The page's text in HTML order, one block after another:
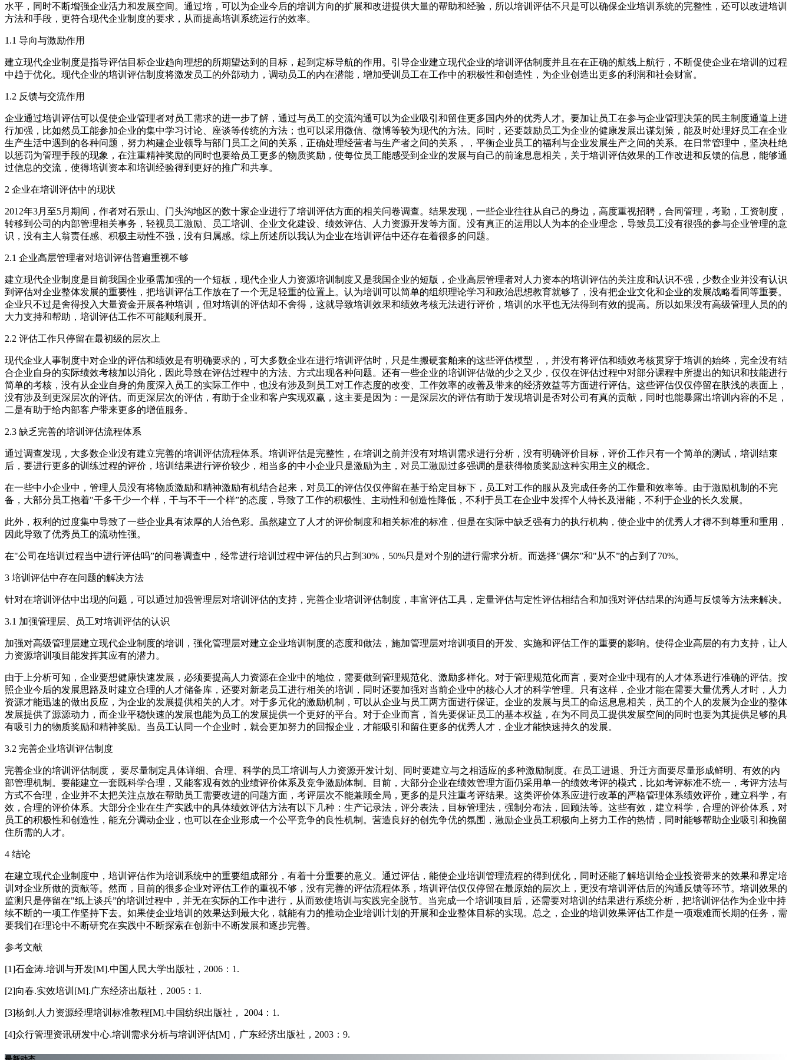
水平，同时不断增强企业活力和发展空间。通过培，可以为企业今后的培训方向的扩展和改进提供大量的帮助和经验，所以培训评估不只是可以确保企业培训系统的完整性，还可以改进培训
方法和手段，更符合现代企业制度的要求，从而提高培训系统运行的效率。
1.1 导向与激励作用
建立现代企业制度是指导评估目标企业趋向理想的所期望达到的目标，起到定标导航的作用。引导企业建立现代企业的培训评估制度并且在在正确的航线上航行，不断促使企业在培训的过程
中趋于优化。现代企业的培训评估制度将激发员工的外部动力，调动员工的内在潜能，增加受训员工在工作中的积极性和创造性，为企业创造出更多的利润和社会财富。
1.2 反馈与交流作用
企业通过培训评估可以促使企业管理者对员工需求的进一步了解，通过与员工的交流沟通可以为企业吸引和留住更多国内外的优秀人才。要加让员工在参与企业管理决策的民主制度通道上进
行加强，比如然员工能参加企业的集中学习讨论、座谈等传统的方法；也可以采用微信、微博等较为现代的方法。同时，还要鼓励员工为企业的健康发展出谋划策，能及时处理好员工在企业
生产生活中遇到的各种问题，努力构建企业领导与部门员工之间的关系，正确处理经营者与生产者之间的关系，，平衡企业员工的福利与企业发展生产之间的关系。在日常管理中，坚决杜绝
以惩罚为管理手段的现象，在注重精神奖励的同时也要给员工更多的物质奖励，使每位员工能感受到企业的发展与自己的前途息息相关，关于培训评估效果的工作改进和反馈的信息，能够通
过信息的交流，使得培训资本和培训经验得到更好的推广和共享。
2 企业在培训评估中的现状
2012年3月至5月期间，作者对石景山、门头沟地区的数十家企业进行了培训评估方面的相关问卷调查。结果发现，一些企业往往从自己的身边，高度重视招聘，合同管理，考勤，工资制度，
转移到公司的内部管理相关事务，轻视员工激励、员工培训、企业文化建设、绩效评估、人力资源开发等方面。没有真正的运用以人为本的企业理念，导致员工没有很强的参与企业管理的意
识，没有主人翁责任感、积极主动性不强，没有归属感。综上所述所以我认为企业在培训评估中还存在着很多的问题。
2.1 企业高层管理者对培训评估普遍重视不够
建立现代企业制度是目前我国企业亟需加强的一个短板，现代企业人力资源培训制度又是我国企业的短版，企业高层管理者对人力资本的培训评估的关注度和认识不强，少数企业并没有认识
到评估对企业整体发展的重要性，把培训评估工作放在了一个无足轻重的位置上。认为培训可以简单的组织理论学习和政治思想教育就够了，没有把企业文化和企业的发展战略看同等重要。
企业只不过是舍得投入大量资金开展各种培训，但对培训的评估却不舍得，这就导致培训效果和绩效考核无法进行评价，培训的水平也无法得到有效的提高。所以如果没有高级管理人员的的
大力支持和帮助，培训评估工作不可能顺利展开。
2.2 评估工作只停留在最初级的层次上
现代企业人事制度中对企业的评估和绩效是有明确要求的，可大多数企业在进行培训评估时，只是生搬硬套舶来的这些评估模型，，并没有将评估和绩效考核贯穿于培训的始终，完全没有结
合企业自身的实际绩效考核加以消化，因此导致在评估过程中的方法、方式出现各种问题。还有一些企业的培训评估做的少之又少，仅仅在评估过程中对部分课程中所提出的知识和技能进行
简单的考核，没有从企业自身的角度深入员工的实际工作中，也没有涉及到员工对工作态度的改变、工作效率的改善及带来的经济效益等方面进行评估。这些评估仅仅停留在肤浅的表面上，
没有涉及到更深层次的评估。而更深层次的评估，有助于企业和客户实现双赢，这主要是因为：一是深层次的评估有助于发现培训是否对公司有真的贡献，同时也能暴露出培训内容的不足，
二是有助于给内部客户带来更多的增值服务。
2.3 缺乏完善的培训评估流程体系
通过调查发现，大多数企业没有建立完善的培训评估流程体系。培训评估是完整性，在培训之前并没有对培训需求进行分析，没有明确评价目标，评价工作只有一个简单的测试，培训结束
后，要进行更多的训练过程的评价，培训结果进行评价较少，相当多的中小企业只是激励为主，对员工激励过多强调的是获得物质奖励这种实用主义的概念。
在一些中小企业中，管理人员没有将物质激励和精神激励有机结合起来，对员工的评估仅仅停留在基于给定目标下，员工对工作的服从及完成任务的工作量和效率等。由于激励机制的不完
备，大部分员工抱着"干多干少一个样，干与不干一个样”的态度，导致了工作的积极性、主动性和创造性降低，不利于员工在企业中发挥个人特长及潜能，不利于企业的长久发展。
此外，权利的过度集中导致了一些企业具有浓厚的人治色彩。虽然建立了人才的评价制度和相关标准的标准，但是在实际中缺乏强有力的执行机构，使企业中的优秀人才得不到尊重和重用，
因此导致了优秀员工的流动性强。
在"公司在培训过程当中进行评估吗”的问卷调查中，经常进行培训过程中评估的只占到30%，50%只是对个别的进行需求分析。而选择"偶尔”和"从不”的占到了70%。
3 培训评估中存在问题的解决方法
针对在培训评估中出现的问题，可以通过加强管理层对培训评估的支持，完善企业培训评估制度，丰富评估工具，定量评估与定性评估相结合和加强对评估结果的沟通与反馈等方法来解决。
3.1 加强管理层、员工对培训评估的认识
加强对高级管理层建立现代企业制度的培训，强化管理层对建立企业培训制度的态度和做法，施加管理层对培训项目的开发、实施和评估工作的重要的影响。使得企业高层的有力支持，让人
力资源培训项目能发挥其应有的潜力。
由于上分析可知，企业要想健康快速发展，必须要提高人力资源在企业中的地位，需要做到管理规范化、激励多样化。对于管理规范化而言，要对企业中现有的人才体系进行准确的评估。按
照企业今后的发展思路及时建立合理的人才储备库，还要对新老员工进行相关的培训，同时还要加强对当前企业中的核心人才的科学管理。只有这样，企业才能在需要大量优秀人才时，人力
资源才能迅速的做出反应，为企业的发展提供相关的人才。对于多元化的激励机制，可以从企业与员工两方面进行保证。企业的发展与员工的命运息息相关，员工的个人的发展为企业的整体
发展提供了源源动力，而企业平稳快速的发展也能为员工的发展提供一个更好的平台。对于企业而言，首先要保证员工的基本权益，在为不同员工提供发展空间的同时也要为其提供足够的具
有吸引力的物质奖励和精神奖励。当员工认同一个企业时，就会更加努力的回报企业，才能吸引和留住更多的优秀人才，企业才能快速持久的发展。
3.2 完善企业培训评估制度
完善企业的培训评估制度， 要尽量制定具体详细、合理、科学的员工培训与人力资源开发计划、同时要建立与之相适应的多种激励制度。在员工进退、升迁方面要尽量形成鲜明、有效的内
部管理机制。要能建立一套既科学合理，又能客观有效的业绩评价体系及竞争激励体制。目前，大部分企业在绩效管理方面仍采用单一的绩效考评的模式，比如考评标准不统一，考评方法与
方式不合理，企业并不太把关注点放在帮助员工需要改进的问题方面，考评层次不能兼顾全局，更多的是只注重考评结果。这类评价体系应进行改革的严格管理体系绩效评价，建立科学，有
效，合理的评价体系。大部分企业在生产实践中的具体绩效评估方法有以下几种：生产记录法，评分表法，目标管理法，强制分布法，回顾法等。这些有效，建立科学，合理的评价体系，对
员工的积极性和创造性，能充分调动企业，也可以在企业形成一个公平竞争的良性机制。营造良好的创先争优的氛围，激励企业员工积极向上努力工作的热情，同时能够帮助企业吸引和挽留
住所需的人才。
4 结论
在建立现代企业制度中，培训评估作为培训系统中的重要组成部分，有着十分重要的意义。通过评估，能使企业培训管理流程的得到优化，同时还能了解培训给企业投资带来的效果和界定培
训对企业所做的贡献等。然而，目前的很多企业对评估工作的重视不够，没有完善的评估流程体系，培训评估仅仅停留在最原始的层次上，更没有培训评估后的沟通反馈等环节。培训效果的
监测只是停留在"纸上谈兵”的培训过程中，并无在实际的工作中进行，从而致使培训与实践完全脱节。当完成一个培训项目后，还需要对培训的结果进行系统分析，把培训评估作为企业中持
续不断的一项工作坚持下去。如果使企业培训的效果达到最大化，就能有力的推动企业培训计划的开展和企业整体目标的实现。总之，企业的培训效果评估工作是一项艰难而长期的任务，需
要我们在理论中不断研究在实践中不断探索在创新中不断发展和逐步完善。
参考文献
[1]石金涛.培训与开发[M].中国人民大学出版社，2006：1.
[2]向春.实效培训[M].广东经济出版社，2005：1.
[3]杨剑.人力资源经理培训标准教程[M].中国纺织出版社， 2004：1.
[4]众行管理资讯研发中心.培训需求分析与培训评估[M]，广东经济出版社，2003：9.